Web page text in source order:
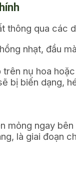
thông qua các
nhạt, đầu
nụ hoa
bị biến dạng,
ngay
là giai đoạn